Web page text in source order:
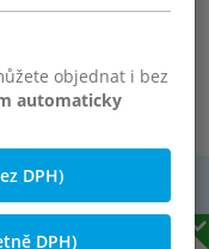
objednat i bez
automaticky
DPH)
DPH)